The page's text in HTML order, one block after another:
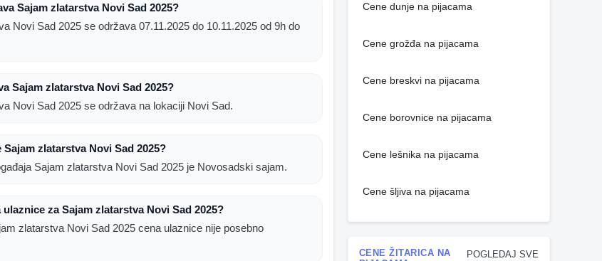
Sajam zlatarstva Novi Sad 2025?
Novi Sad 2025 se održava 07.11.2025 do 10.11.2025 od 9h do
Sajam zlatarstva Novi Sad 2025?
Novi Sad 2025 se održava na lokaciji Novi Sad.
zlatarstva Novi Sad 2025?
Sajam zlatarstva Novi Sad 2025 je Novosadski sajam.
ulaznice za Sajam zlatarstva Novi Sad 2025?
zlatarstva Novi Sad 2025 cena ulaznice nije posebno
Cene dunje na pijacama
Cene grožđa na pijacama
Cene breskvi na pijacama
Cene borovnice na pijacama
Cene lešnika na pijacama
Cene šljiva na pijacama
POGLEDAJ SVE
CENE ŽITARICA NA